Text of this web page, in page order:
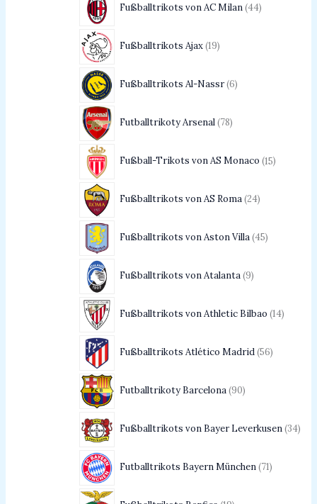
Fußballtrikots von AC Milan 44
Fußballtrikots Ajax 19
Fußballtrikots Al-Nassr 6
Futballtrikoty Arsenal 78
Fußball-Trikots von AS Monaco 15
Fußballtrikots von AS Roma 24
Fußballtrikots von Aston Villa 45
Fußballtrikots von Atalanta 9
Fußballtrikots von Athletic Bilbao 14
Fußballtrikots Atlético Madrid 56
Futballtrikoty Barcelona 90
Fußballtrikots von Bayer Leverkusen 34
Futballtrikots Bayern München 71